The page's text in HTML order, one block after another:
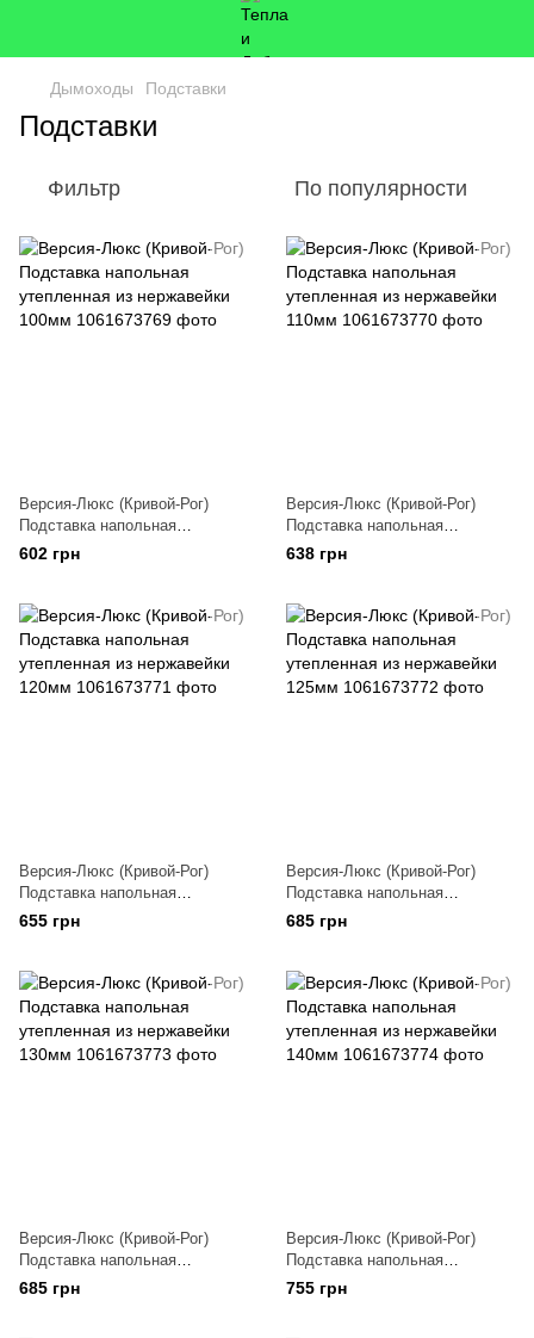
Дымоходы Подставки
Подставки
Фильтр По популярности
Версия-Люкс (Кривой-Рог)
Подставка напольная
утепленная из нержавейки
100мм
602 грн
Версия-Люкс (Кривой-Рог)
Подставка напольная
утепленная из нержавейки
110мм
638 грн
Версия-Люкс (Кривой-Рог)
Подставка напольная
утепленная из нержавейки
120мм
655 грн
Версия-Люкс (Кривой-Рог)
Подставка напольная
утепленная из нержавейки
125мм
685 грн
Версия-Люкс (Кривой-Рог)
Подставка напольная
утепленная из нержавейки
130мм
685 грн
Версия-Люкс (Кривой-Рог)
Подставка напольная
утепленная из нержавейки
140мм
755 грн